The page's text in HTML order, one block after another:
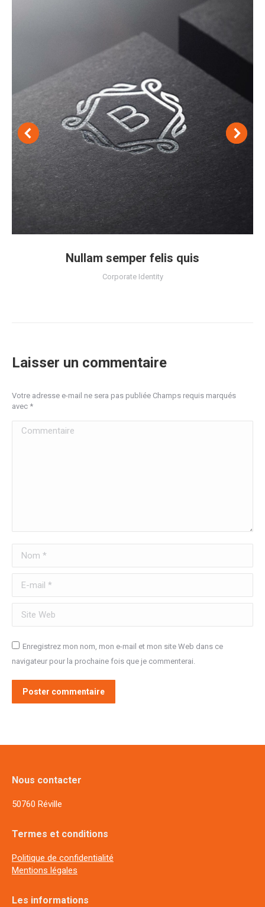
Nullam semper felis quis
Corporate Identity
Laisser un commentaire
Votre adresse e-mail ne sera pas publiée Champs requis marqués
avec *
Commentaire
Nom *
E-mail *
Site Web
Enregistrez mon nom, mon e-mail et mon site Web dans ce
navigateur pour la prochaine fois que je commenterai.
Poster commentaire
Nous contacter
50760 Réville
Termes et conditions
Politique de confidentialité
Mentions légales
Les informations